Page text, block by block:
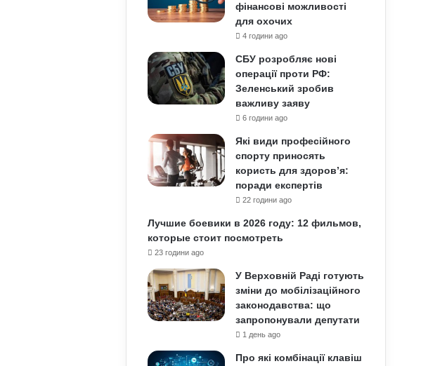
фінансові можливості
для охочих
4 години ago
СБУ розробляє нові
операції проти РФ:
Зеленський зробив
важливу заяву
6 години ago
Які види професійного
спорту приносять
користь для здоров’я:
поради експертів
22 години ago
Лучшие боевики в 2026 году: 12 фильмов,
которые стоит посмотреть
23 години ago
У Верховній Раді готують
зміни до мобілізаційного
законодавства: що
запропонували депутати
1 день ago
Про які комбінації клавіш